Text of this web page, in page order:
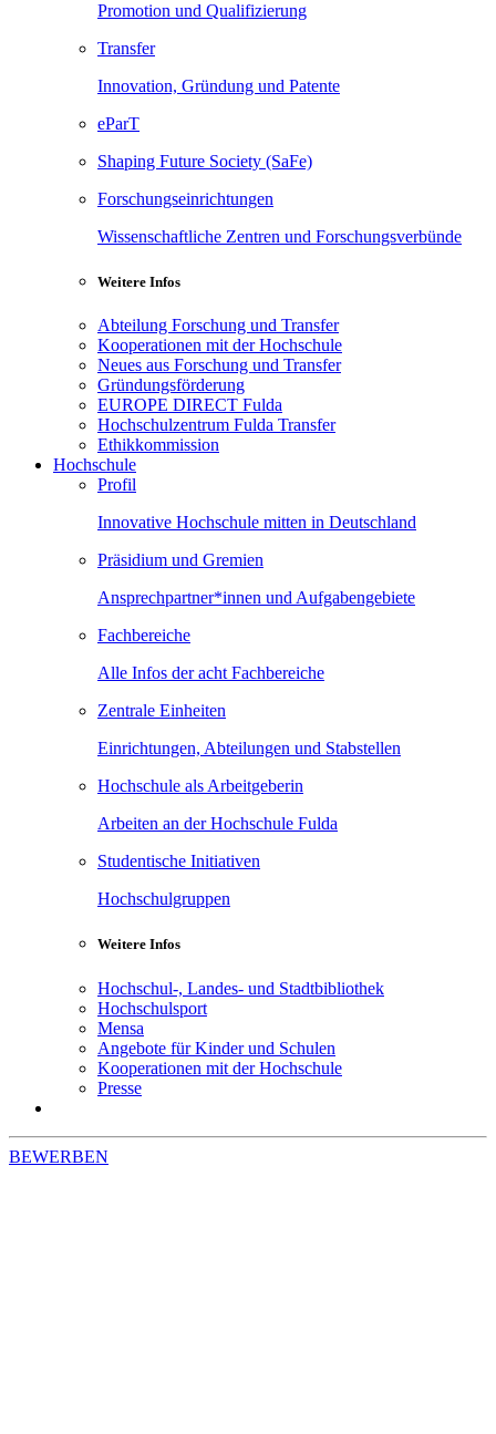
Promotion und Qualifizierung
Transfer
Innovation, Gründung und Patente
eParT
Shaping Future Society (SaFe)
Forschungseinrichtungen
Wissenschaftliche Zentren und Forschungsverbünde
Weitere Infos
Abteilung Forschung und Transfer
Kooperationen mit der Hochschule
Neues aus Forschung und Transfer
Gründungsförderung
EUROPE DIRECT Fulda
Hochschulzentrum Fulda Transfer
Ethikkommission
Hochschule
Profil
Innovative Hochschule mitten in Deutschland
Präsidium und Gremien
Ansprechpartner*innen und Aufgabengebiete
Fachbereiche
Alle Infos der acht Fachbereiche
Zentrale Einheiten
Einrichtungen, Abteilungen und Stabstellen
Hochschule als Arbeitgeberin
Arbeiten an der Hochschule Fulda
Studentische Initiativen
Hochschulgruppen
Weitere Infos
Hochschul-, Landes- und Stadtbibliothek
Hochschulsport
Mensa
Angebote für Kinder und Schulen
Kooperationen mit der Hochschule
Presse
BEWERBEN